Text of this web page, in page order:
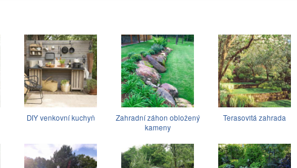
DIY venkovní kuchyň
Zahradní záhon obložený
kameny
Terasovitá zahrada